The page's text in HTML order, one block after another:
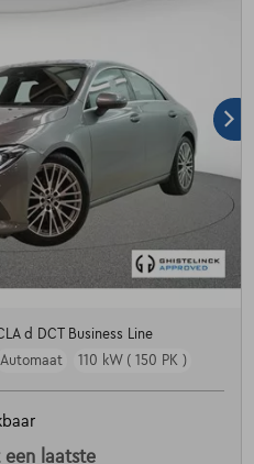
d DCT Business Line
Automaat 110 kW ( 150 PK )
een laatste